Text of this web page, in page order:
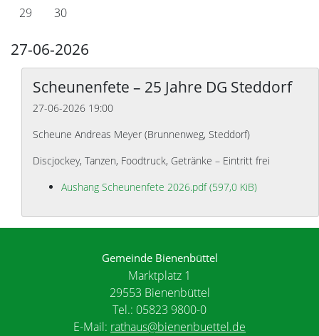
29 30
27-06-2026
Scheunenfete – 25 Jahre DG Steddorf
27-06-2026 19:00
Scheune Andreas Meyer (Brunnenweg, Steddorf)
Discjockey, Tanzen, Foodtruck, Getränke – Eintritt frei
Aushang Scheunenfete 2026.pdf(597,0 KiB)
Gemeinde Bienenbüttel
Marktplatz 1
29553 Bienenbüttel
Tel.: 05823 9800-0
E-Mail: rathaus@bienenbuettel.de